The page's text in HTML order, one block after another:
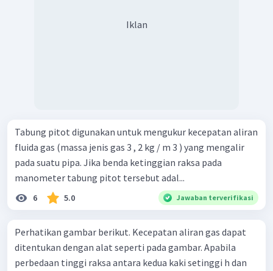
Iklan
Tabung pitot digunakan untuk mengukur kecepatan aliran
fluida gas (massa jenis gas 3 , 2 kg / m 3 ) yang mengalir
pada suatu pipa. Jika benda ketinggian raksa pada
manometer tabung pitot tersebut adal...
6 5.0 Jawaban terverifikasi
Perhatikan gambar berikut. Kecepatan aliran gas dapat
ditentukan dengan alat seperti pada gambar. Apabila
perbedaan tinggi raksa antara kedua kaki setinggi h dan